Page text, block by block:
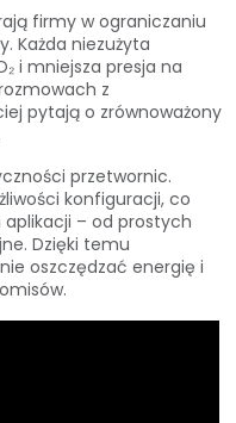
firmy w ograniczaniu
Każda niezużyta
i mniejsza presja na
z
pytają o zrównoważony
przetwornic.
konfiguracji, co
– od prostych
Dzięki temu
oszczędzać energię i